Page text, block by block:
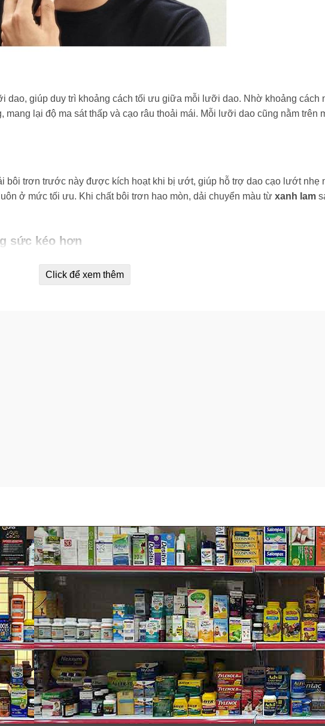
dao, giúp duy trì khoảng cách tối ưu giữa mỗi lưỡi dao. Nhờ khoảng cách
lại độ ma sát thấp và cạo râu thoải mái. Mỗi lưỡi dao cũng nằm trên
bôi trơn trước này được kích hoạt khi bị ướt, giúp hỗ trợ dao cạo lướt nhẹ
ở mức tối ưu. Khi chất bôi trơn hao mòn, dải chuyển màu từ xanh lam
sức kéo hơn
sắc bén của Gillette từ trước đến nay. Chúng mỏng hơn dao mổ của bác
dao cũng được tăng cường bởi một lớp phủ chống ma sát độc đáo, mang
trên khuôn mặt, chẳng hạn như dưới mũi hoặc khóe miệng. Lưỡi tông đơ
chính xác râu và cạo dọc tóc mai.
Gillette dòng Fusion, ProGlide và
“Flexball”).
Click để xem thêm